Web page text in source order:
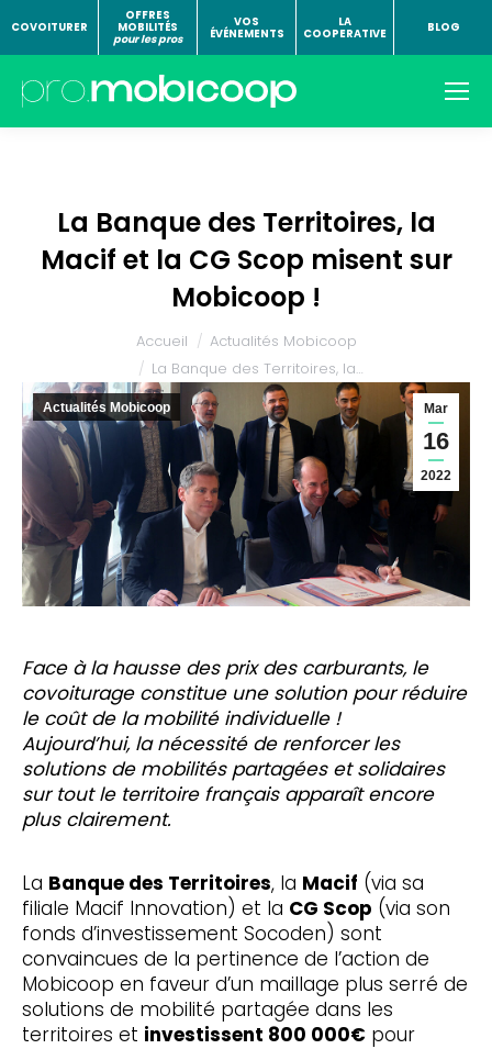
COVOITURER
OFFRES
MOBILITÉS
pour les pros
VOS
ÉVÉNEMENTS
LA
COOPERATIVE
BLOG
La Banque des Territoires, la
Macif et la CG Scop misent sur
Mobicoop !
Accueil
Actualités Mobicoop
La Banque des Territoires, la…
Mar
16
2022
Actualités Mobicoop
Face à la hausse des prix des carburants, le
covoiturage constitue une solution pour réduire
le coût de la mobilité individuelle !
Aujourd’hui, la nécessité de renforcer les
solutions de mobilités partagées et solidaires
sur tout le territoire français apparaît encore
plus clairement.
La Banque des Territoires, la Macif (via sa
filiale Macif Innovation) et la CG Scop (via son
fonds d’investissement Socoden) sont
convaincues de la pertinence de l’action de
Mobicoop en faveur d’un maillage plus serré de
solutions de mobilité partagée dans les
territoires et investissent 800 000€ pour